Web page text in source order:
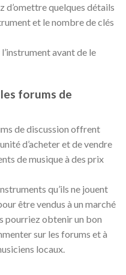
d’omettre quelques détails
et le nombre de clés
avant de le
forums de
de discussion offrent
d’acheter et de vendre
de musique à des prix
qu’ils ne jouent
être vendus à un marché
pourriez obtenir un bon
sur les forums et à
locaux.